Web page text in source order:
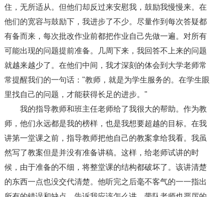
住，无所适从。但他们却反过来安慰我，鼓励我慢慢来。在
他们的宽容与鼓励下，我进步了不少。尽量作到每次答疑都
有备而来，每次批改作业前都把作业自己先做一遍。对所有
可能出现的问题提前准备。几周下来，我回答不上来的问题
就越来越少了。在他们中间，我才深刻的体会到大学老师常
常提醒我们的一句话："教师，就是为学生服务的。在学生眼
里找自己的问题，才能获得长足的进步。"
我的指导教师和班主任老师给了我很大的帮助。作为教
师，他们永远都是我的榜样，也是我想要超越的目标。在我
讲第一堂课之前，指导教师把他自己的教案拿给我看。我虽
然写了教案但是并没有准备讲稿。这样，给老师试讲的时
候，由于准备的不细，将整堂课的结构都破坏了。该讲清楚
的东西一点也没交代清楚。他听完之后毫不客气的一一指出